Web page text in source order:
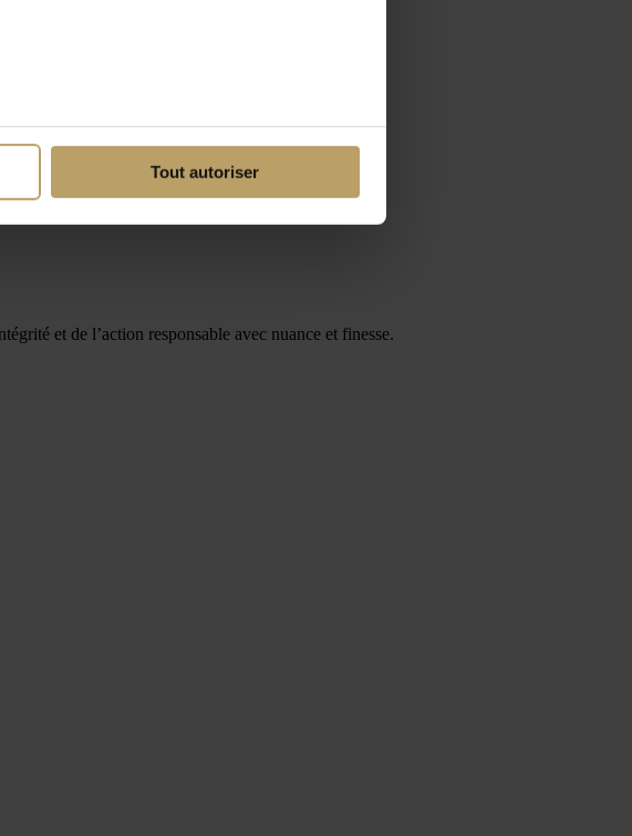
Tout autoriser
et de l’action responsable avec nuance et finesse.